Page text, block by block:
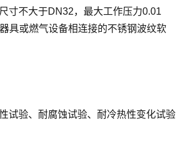
寸不大于DN32，最大工作压力0.01
具或燃气设备相连接的不锈钢波纹软
试验、耐腐蚀试验、耐冷热性变化试验